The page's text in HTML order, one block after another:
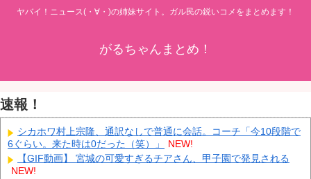
ヤバイ！ニュース(・∀・)の姉妹サイト。ガル民の鋭いコメをまとめます！
がるちゃんまとめ！
速報！
シカホワ村上宗隆、通訳なしで普通に会話。コーチ「今10段階で
6ぐらい。来た時は0だった（笑）」
NEW!
【GIF動画】 宮城の可愛すぎるチアさん、甲子園で発見される
NEW!